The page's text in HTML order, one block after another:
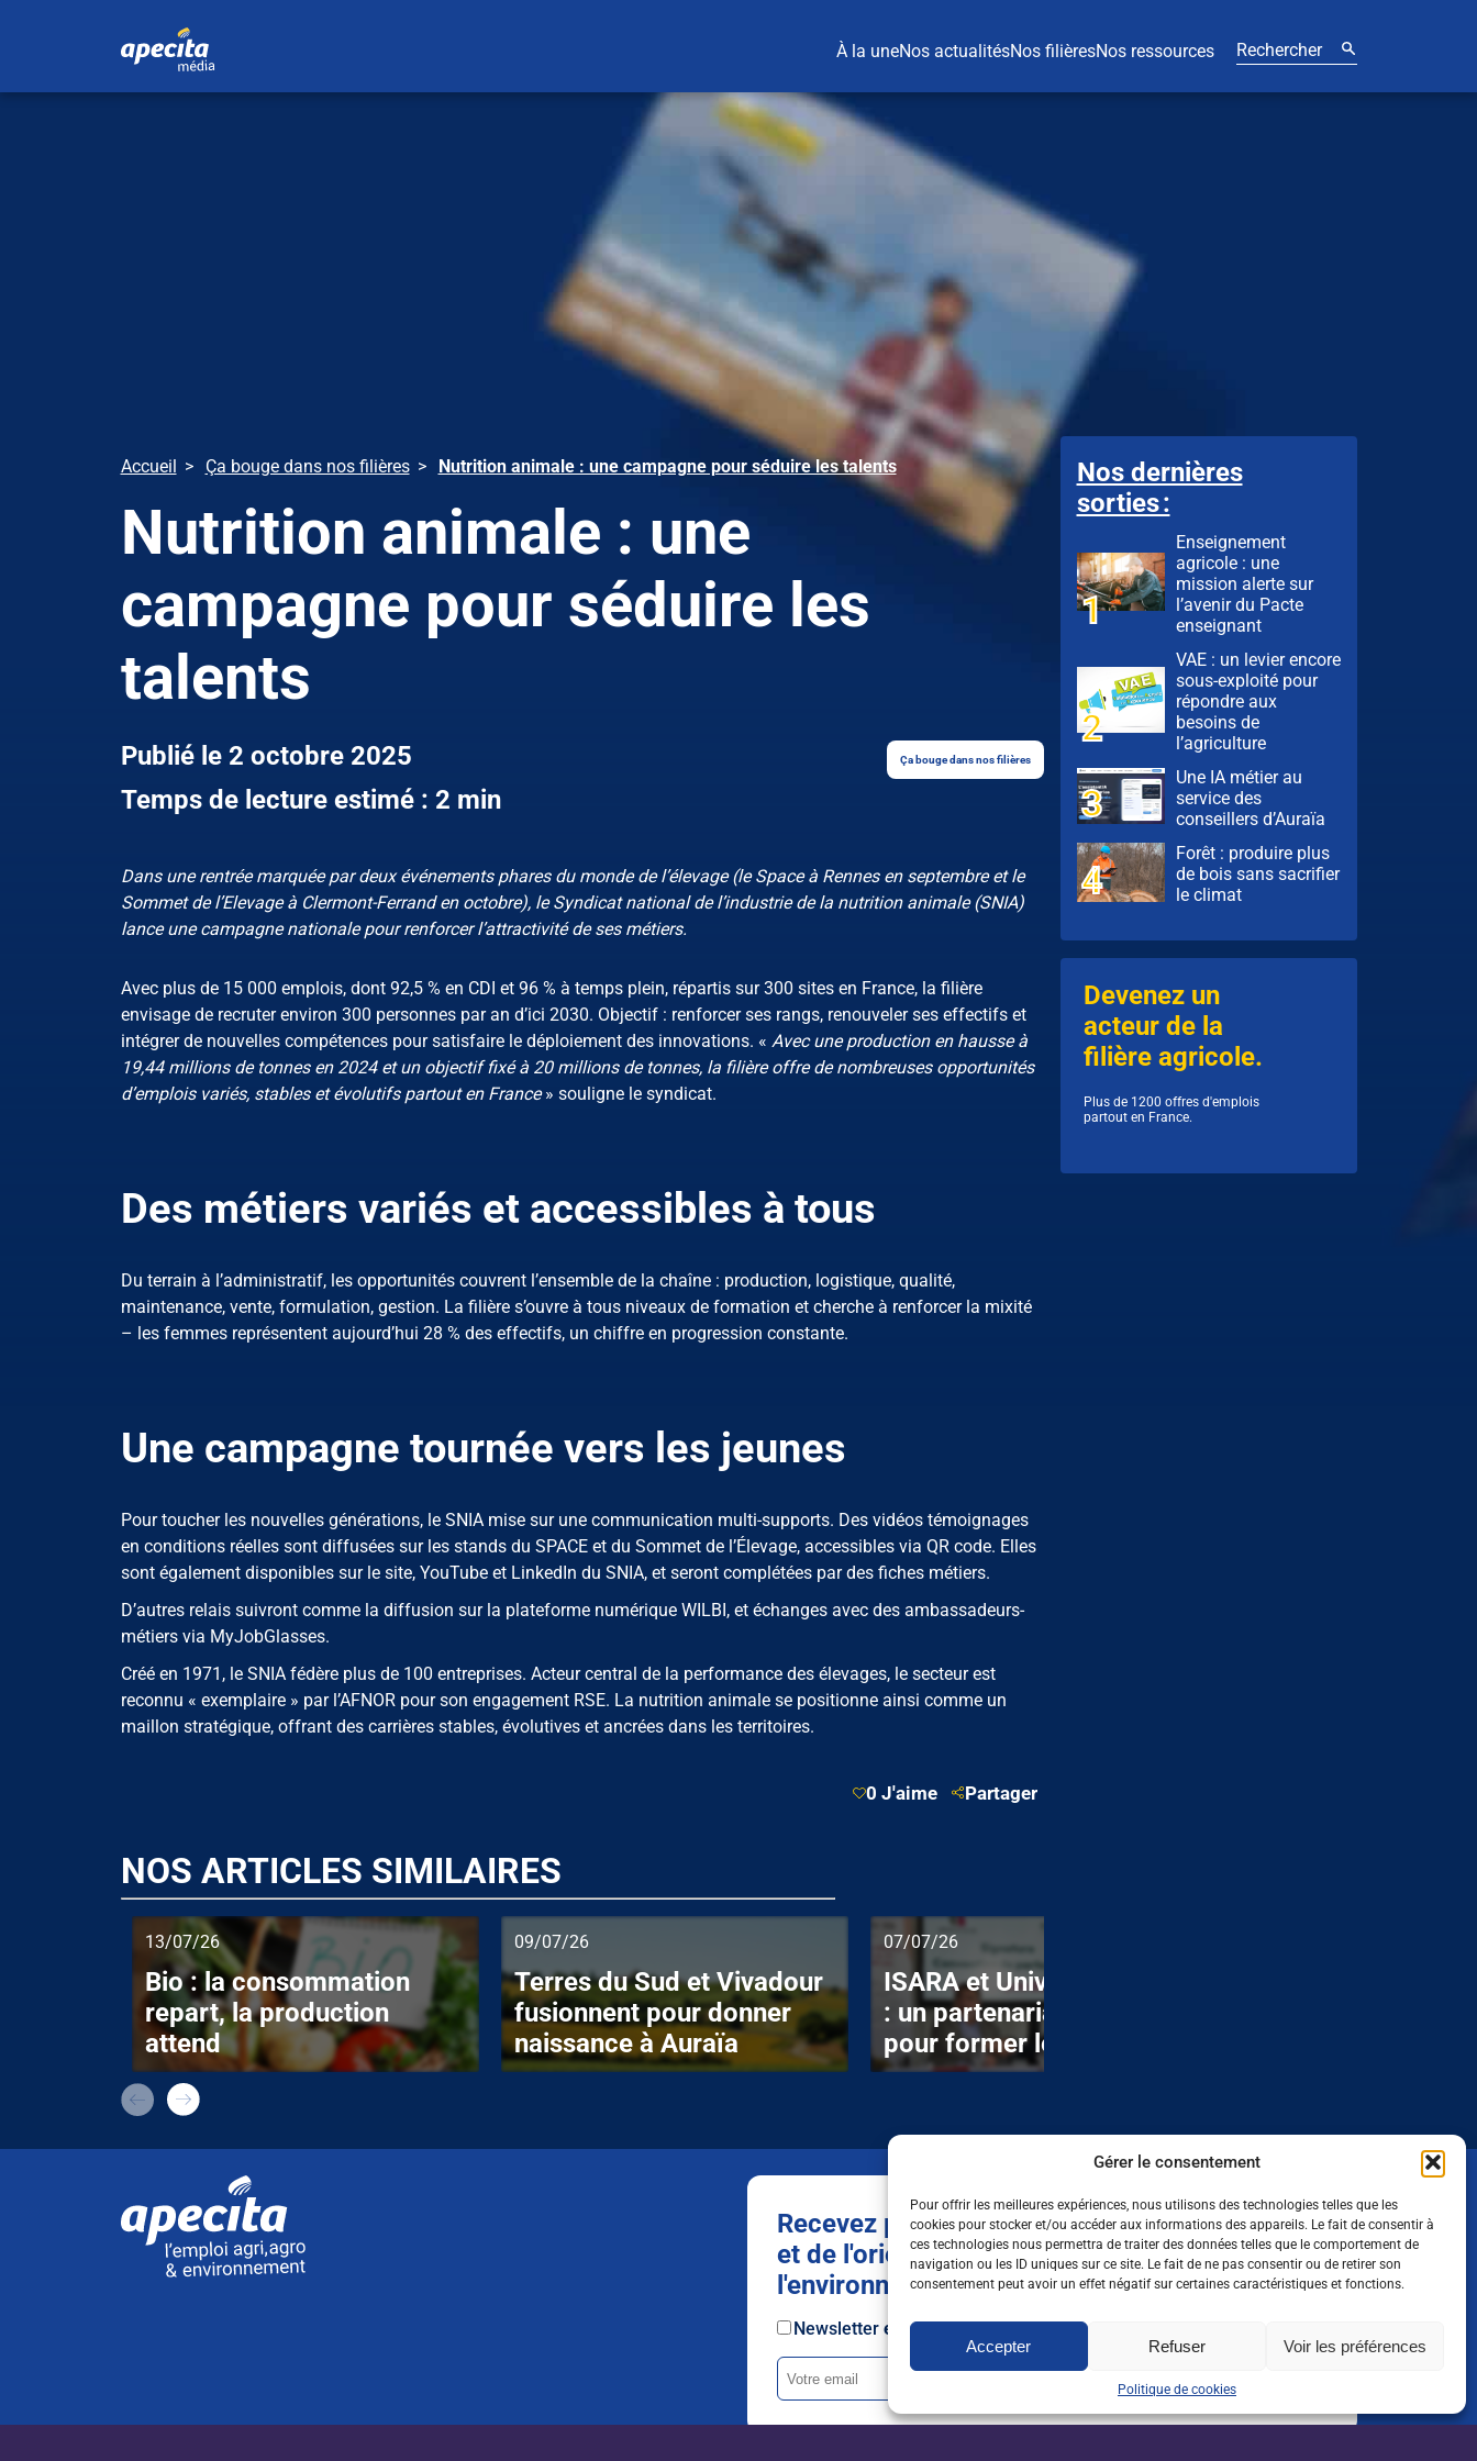
Gérer le consentement
Pour offrir les meilleures expériences, nous utilisons des technologies telles que les
cookies pour stocker et/ou accéder aux informations des appareils. Le fait de consentir à
ces technologies nous permettra de traiter des données telles que le comportement de
navigation ou les ID uniques sur ce site. Le fait de ne pas consentir ou de retirer son
consentement peut avoir un effet négatif sur certaines caractéristiques et fonctions.
Accepter Refuser Voir les préférences
Politique de cookies
À la uneNos actualitésNos filièresNos ressources
Accueil Ça bouge dans nos filières Nutrition animale : une campagne pour séduire les talents
Nutrition animale : une
campagne pour séduire les
talents
Publié le 2 octobre 2025
Temps de lecture estimé : 2 min
Ça bouge dans nos filières
Dans une rentrée marquée par deux événements phares du monde de l’élevage (le Space à Rennes en septembre et le
Sommet de l’Elevage à Clermont-Ferrand en octobre), le Syndicat national de l’industrie de la nutrition animale (SNIA)
lance une campagne nationale pour renforcer l’attractivité de ses métiers.
Avec plus de 15 000 emplois, dont 92,5 % en CDI et 96 % à temps plein, répartis sur 300 sites en France, la filière
envisage de recruter environ 300 personnes par an d’ici 2030. Objectif : renforcer ses rangs, renouveler ses effectifs et
intégrer de nouvelles compétences pour satisfaire le déploiement des innovations. « Avec une production en hausse à
19,44 millions de tonnes en 2024 et un objectif fixé à 20 millions de tonnes, la filière offre de nombreuses opportunités
d’emplois variés, stables et évolutifs partout en France» souligne le syndicat.
Des métiers variés et accessibles à tous
Du terrain à l’administratif, les opportunités couvrent l’ensemble de la chaîne : production, logistique, qualité,
maintenance, vente, formulation, gestion. La filière s’ouvre à tous niveaux de formation et cherche à renforcer la mixité
– les femmes représentent aujourd’hui 28 % des effectifs, un chiffre en progression constante.
Une campagne tournée vers les jeunes
Pour toucher les nouvelles générations, le SNIA mise sur une communication multi-supports. Des vidéos témoignages
en conditions réelles sont diffusées sur les stands du SPACE et du Sommet de l’Élevage, accessibles via QR code. Elles
sont également disponibles sur le site, YouTube et LinkedIn du SNIA, et seront complétées par des fiches métiers.
D’autres relais suivront comme la diffusion sur la plateforme numérique WILBI, et échanges avec des ambassadeurs-
métiers via MyJobGlasses.
Créé en 1971, le SNIA fédère plus de 100 entreprises. Acteur central de la performance des élevages, le secteur est
reconnu « exemplaire » par l’AFNOR pour son engagement RSE. La nutrition animale se positionne ainsi comme un
maillon stratégique, offrant des carrières stables, évolutives et ancrées dans les territoires.
0 J'aime Partager
Nos dernières
sorties :
Enseignement
agricole : une
mission alerte sur
l’avenir du Pacte
enseignant
VAE : un levier encore
sous-exploité pour
répondre aux
besoins de
l’agriculture
Une IA métier au
service des
conseillers d’Auraïa
Forêt : produire plus
de bois sans sacrifier
le climat
Devenez un
acteur de la
filière agricole.
Plus de 1200 offres d'emplois
partout en France.
NOS ARTICLES SIMILAIRES
13/07/26
Bio : la consommation
repart, la production
attend
09/07/26
Terres du Sud et Vivadour
fusionnent pour donner
naissance à Auraïa
07/07/26
ISARA et Université du Vin
: un partenariat renouvelé
pour former les talents de
la filière vitivinicole
Recevez par mail toute l'actualité de l'emploi
et de l'orientation dans l'agri, l'agro et
l'environnement
Newsletter emploi orientation
Je m'inscris*